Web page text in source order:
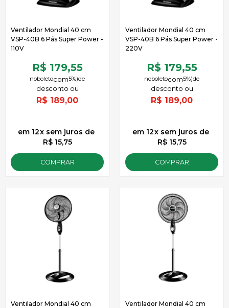
Ventilador Mondial 40 cm
VSP-40B 6 Pás Super Power -
110V
R$ 179,55
de
5%)
noboleto
R$ 189,00
12x
de
R$ 15,75
sem juros
COMPRAR
Ventilador Mondial 40 cm
VSP-40B 6 Pás Super Power -
220V
R$ 179,55
de
5%)
noboleto
R$ 189,00
12x
de
R$ 15,75
sem juros
COMPRAR
Ventilador Mondial 40 cm
Ventilador Mondial 40 cm